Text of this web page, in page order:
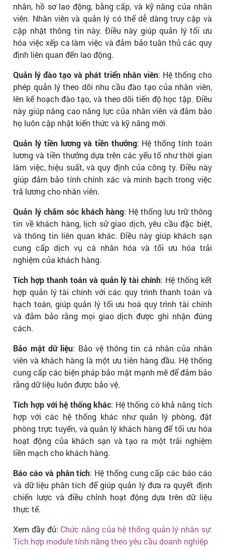
nhân, hồ sơ lao động, bằng cấp, và kỹ năng của nhân
viên. Nhân viên và quản lý có thể dễ dàng truy cập và
cập nhật thông tin này. Điều này giúp quản lý tối ưu
hóa việc xếp ca làm việc và đảm bảo tuân thủ các quy
định liên quan đến lao động.
Quản lý đào tạo và phát triển nhân viên: Hệ thống cho
phép quản lý theo dõi nhu cầu đào tạo của nhân viên,
lên kế hoạch đào tạo, và theo dõi tiến độ học tập. Điều
này giúp nâng cao năng lực của nhân viên và đảm bảo
họ luôn cập nhật kiến thức và kỹ năng mới.
Quản lý tiền lương và tiền thưởng: Hệ thống tính toán
lương và tiền thưởng dựa trên các yếu tố như thời gian
làm việc, hiệu suất, và quy định của công ty. Điều này
giúp đảm bảo tính chính xác và minh bạch trong việc
trả lương cho nhân viên.
Quản lý chăm sóc khách hàng: Hệ thống lưu trữ thông
tin về khách hàng, lịch sử giao dịch, yêu cầu đặc biệt,
và thông tin liên quan khác. Điều này giúp khách sạn
cung cấp dịch vụ cá nhân hóa và tối ưu hóa trải
nghiệm của khách hàng.
Tích hợp thanh toán và quản lý tài chính: Hệ thống kết
hợp quản lý tài chính với các quy trình thanh toán và
hạch toán, giúp quản lý tối ưu hoá quy trình tài chính
và đảm bảo rằng mọi giao dịch được ghi nhận đúng
cách.
Bảo mật dữ liệu: Bảo vệ thông tin cá nhân của nhân
viên và khách hàng là một ưu tiên hàng đầu. Hệ thống
cung cấp các biện pháp bảo mật mạnh mẽ để đảm bảo
rằng dữ liệu luôn được bảo vệ.
Tích hợp với hệ thống khác: Hệ thống có khả năng tích
hợp với các hệ thống khác như quản lý phòng, đặt
phòng trực tuyến, và quản lý khách hàng để tối ưu hóa
hoạt động của khách sạn và tạo ra một trải nghiệm
liền mạch cho khách hàng.
Báo cáo và phân tích: Hệ thống cung cấp các báo cáo
và dữ liệu phân tích để giúp quản lý đưa ra quyết định
chiến lược và điều chỉnh hoạt động dựa trên dữ liệu
thực tế.
Xem đầy đủ: Chức năng của hệ thống quản lý nhân sự:
Tích hợp module tính năng theo yêu cầu doanh nghiệp